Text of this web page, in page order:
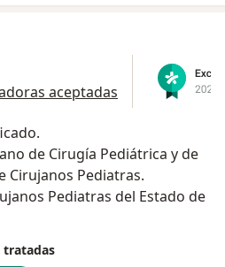
aceptadas
de Cirugía Pediátrica y de
Cirujanos Pediatras.
Pediatras del Estado de
tratadas